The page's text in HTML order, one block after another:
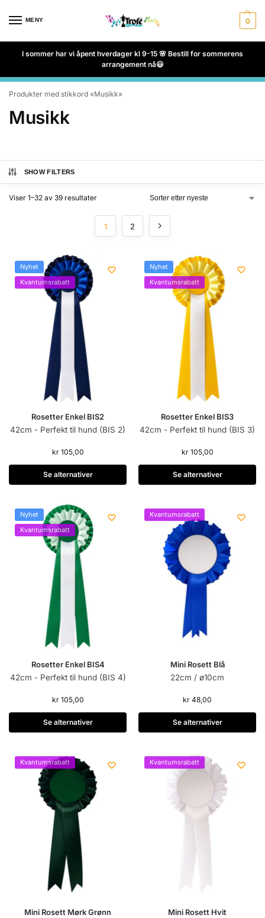
MENY 0
I sommer har vi åpent hverdager kl 9-15 🌸 Bestill for sommerens
arrangement nå😃
Produkter med stikkord «Musikk»
Musikk
SHOW FILTERS
Viser 1–32 av 39 resultater
1 2
Nyhet
Kvantumsrabatt
Rosetter Enkel BIS2
42cm - Perfekt til hund (BIS 2)
kr105,00
Se alternativer
Nyhet
Kvantumsrabatt
Rosetter Enkel BIS3
42cm - Perfekt til hund (BIS 3)
kr105,00
Se alternativer
Nyhet
Kvantumsrabatt
Rosetter Enkel BIS4
42cm - Perfekt til hund (BIS 4)
kr105,00
Se alternativer
Kvantumsrabatt
Mini Rosett Blå
22cm / ø10cm
kr 48,00
Se alternativer
Kvantumsrabatt
Mini Rosett Mørk Grønn
Kvantumsrabatt
Mini Rosett Hvit